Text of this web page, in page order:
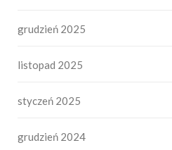
grudzień 2025
listopad 2025
styczeń 2025
grudzień 2024